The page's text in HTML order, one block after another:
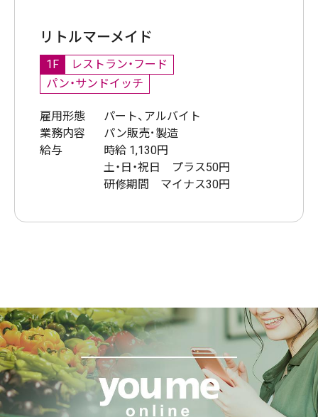
リトルマーメイド
1F
レストラン・フード
パン・サンドイッチ
雇用形態
パート、アルバイト
業務内容
パン販売･製造
給与
時給 1,130円
土・日・祝日 プラス50円
研修期間 マイナス30円